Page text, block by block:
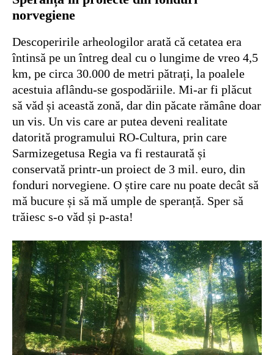
norvegiene
Descoperirile arheologilor arată că cetatea era
întinsă pe un întreg deal cu o lungime de vreo 4,5
km, pe circa 30.000 de metri pătrați, la poalele
acestuia aflându-se gospodăriile. Mi-ar fi plăcut
să văd și această zonă, dar din păcate rămâne doar
un vis. Un vis care ar putea deveni realitate
datorită programului RO-Cultura, prin care
Sarmizegetusa Regia va fi restaurată și
conservată printr-un proiect de 3 mil. euro, din
fonduri norvegiene. O știre care nu poate decât să
mă bucure și să mă umple de speranță. Sper să
trăiesc s-o văd și p-asta!